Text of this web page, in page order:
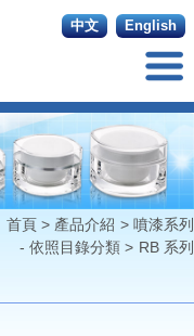
English
中文
首頁> 產品介紹 > 噴漆系列
- 依照目錄分類 > RB 系列